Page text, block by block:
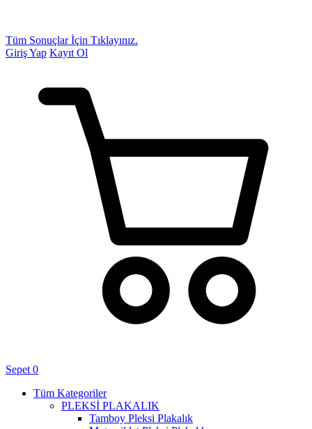
Tüm Sonuçlar İçin Tıklayınız.
Giriş Yap Kayıt Ol
Sepet 0
Tüm Kategoriler
PLEKSİ PLAKALIK
Tamboy Pleksi Plakalık